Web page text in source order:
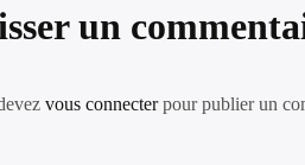
un
vous connecterpour publier un